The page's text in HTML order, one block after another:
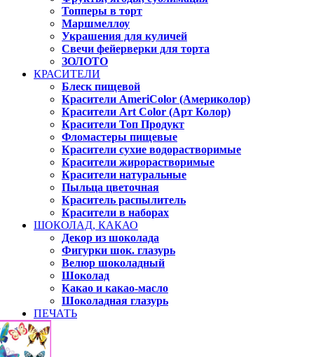
Топперы в торт
Маршмеллоу
Украшения для куличей
Свечи фейерверки для торта
ЗОЛОТО
КРАСИТЕЛИ
Блеск пищевой
Красители AmeriColor (Америколор)
Красители Art Color (Арт Колор)
Красители Топ Продукт
Фломастеры пищевые
Красители сухие водорастворимые
Красители жирорастворимые
Красители натуральные
Пыльца цветочная
Краситель распылитель
Красители в наборах
ШОКОЛАД, КАКАО
Декор из шоколада
Фигурки шок. глазурь
Велюр шоколадный
Шоколад
Какао и какао-масло
Шоколадная глазурь
ПЕЧАТЬ